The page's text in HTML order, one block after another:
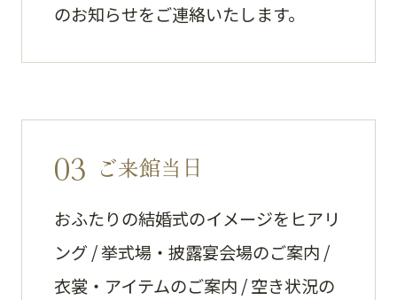
のお知らせをご連絡いたします。
03 ご来館当日
おふたりの結婚式のイメージをヒアリ
ング / 挙式場・披露宴会場のご案内 /
衣裳・アイテムのご案内 / 空き状況の